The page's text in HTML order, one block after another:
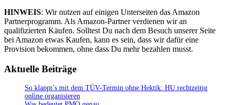
HINWEIS: Wir nutzen auf einigen Unterseiten das Amazon
Partnerprogramm. Als Amazon-Partner verdienen wir an
qualifizierten Käufen. Solltest Du nach dem Besuch unserer Seite
bei Amazon etwas Kaufen, kann es sein, dass wir dafür eine
Provision bekommen, ohne dass Du mehr bezahlen musst.
Aktuelle Beiträge
So klappt’s mit dem TÜV-Termin ohne Hektik: HU rechtzeitig
online organisieren